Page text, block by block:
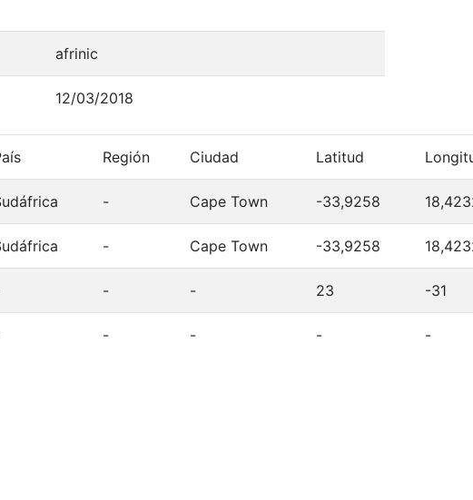
afrinic
12/03/2018
Región Ciudad Latitud
- Cape Town -33,9258
- Cape Town -33,9258
- - 23 -31
- - - -